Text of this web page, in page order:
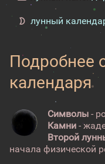
лунный
Подробнее
календаря
Символы -
Камни -
Второй
начала физической